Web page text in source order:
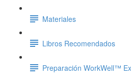
Materiales
Libros Recomendados
Preparación WorkWell™